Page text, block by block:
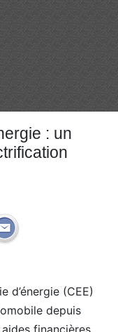
: un
d’énergie (CEE)
depuis
financières